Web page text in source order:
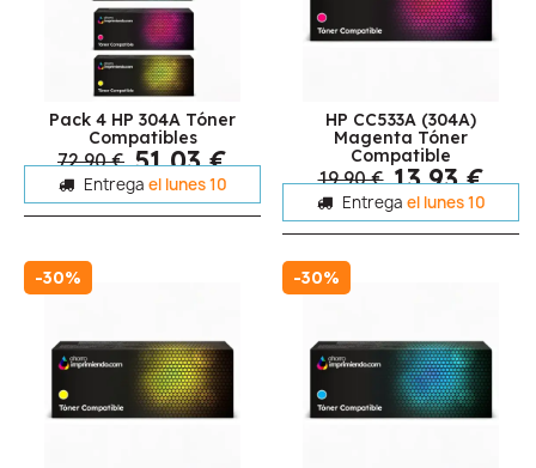
Pack 4 HP 304A Tóner
Compatibles
72,90 € 51,03 €
Entrega el lunes 10
HP CC533A (304A)
Magenta Tóner
Compatible
19,90 € 13,93 €
Entrega el lunes 10
-30% -30%